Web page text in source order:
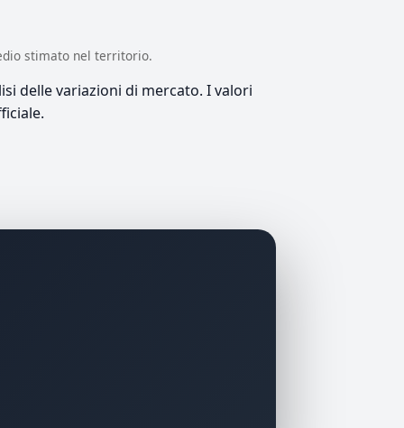
stimato nel territorio.
delle variazioni di mercato. I valori